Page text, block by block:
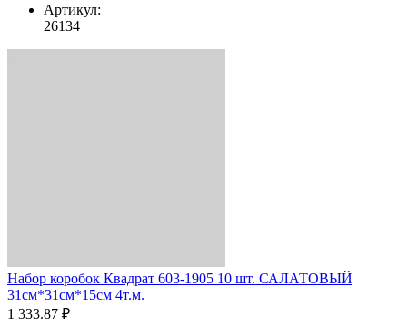
Артикул:
26134
Набор коробок Квадрат 603-1905 10 шт. САЛАТОВЫЙ
31см*31см*15см 4т.м.
1 333.87 ₽